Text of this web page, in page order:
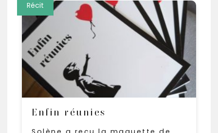
Enfin réunies
Récit